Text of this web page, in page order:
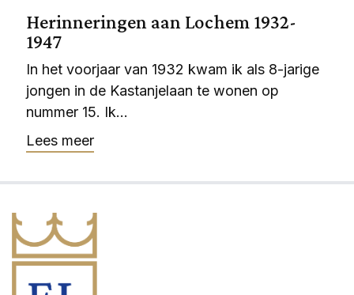
Herinneringen aan Lochem 1932-
1947
In het voorjaar van 1932 kwam ik als 8-jarige
jongen in de Kastanjelaan te wonen op
nummer 15. Ik...
Lees meer